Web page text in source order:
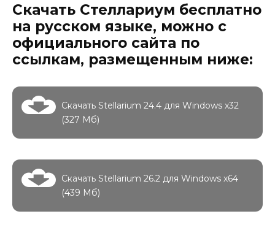
Скачать Стеллариум бесплатно
на русском языке, можно с
официального сайта по
ссылкам, размещенным ниже:
Скачать Stellarium 24.4 для Windows x32
(327 Мб)
Скачать Stellarium 26.2 для Windows x64
(439 Мб)